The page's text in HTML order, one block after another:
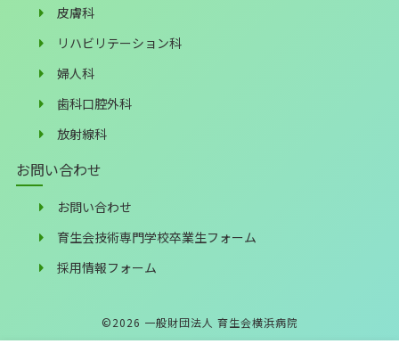
皮膚科
リハビリテーション科
婦人科
歯科口腔外科
放射線科
お問い合わせ
お問い合わせ
育生会技術専門学校卒業生フォーム
採用情報フォーム
©2026 一般財団法人 育生会横浜病院